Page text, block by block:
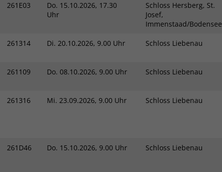
261E03 Do. 15.10.2026, 17.30
Uhr
Schloss Hersberg, St.
Josef,
Immenstaad/Bodensee
261314 Di. 20.10.2026, 9.00 Uhr Schloss Liebenau
261109 Do. 08.10.2026, 9.00 Uhr Schloss Liebenau
261316 Mi. 23.09.2026, 9.00 Uhr Schloss Liebenau
261D46 Do. 15.10.2026, 9.00 Uhr Schloss Liebenau
Seitenaufrufe eines Benutzers zu speichern
und in einer einzigen Sitzungsaufzeichnung